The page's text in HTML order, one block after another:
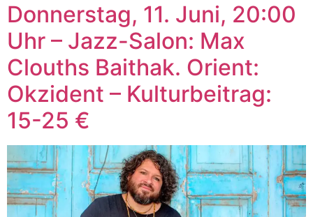
Donnerstag, 11. Juni, 20:00
Uhr – Jazz-Salon: Max
Clouths Baithak. Orient:
Okzident – Kulturbeitrag:
15-25 €